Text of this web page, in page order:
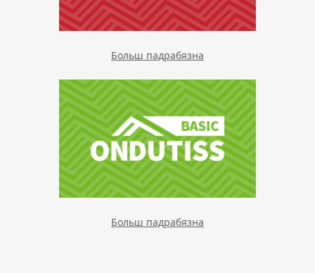
Больш падрабязна
Больш падрабязна